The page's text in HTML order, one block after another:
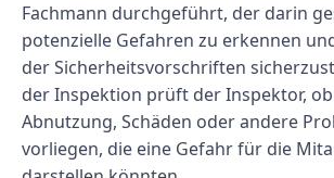
Fachmann durchgeführt, der darin
potenzielle Gefahren zu erkennen
der Sicherheitsvorschriften
der Inspektion prüft der Inspektor,
Abnutzung, Schäden oder andere
vorliegen, die eine Gefahr für die